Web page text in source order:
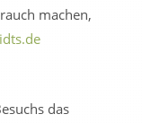
machen,
das